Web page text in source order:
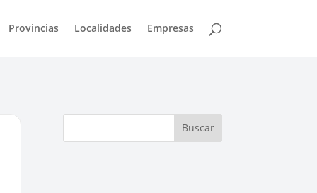
Provincias Localidades Empresas
Buscar